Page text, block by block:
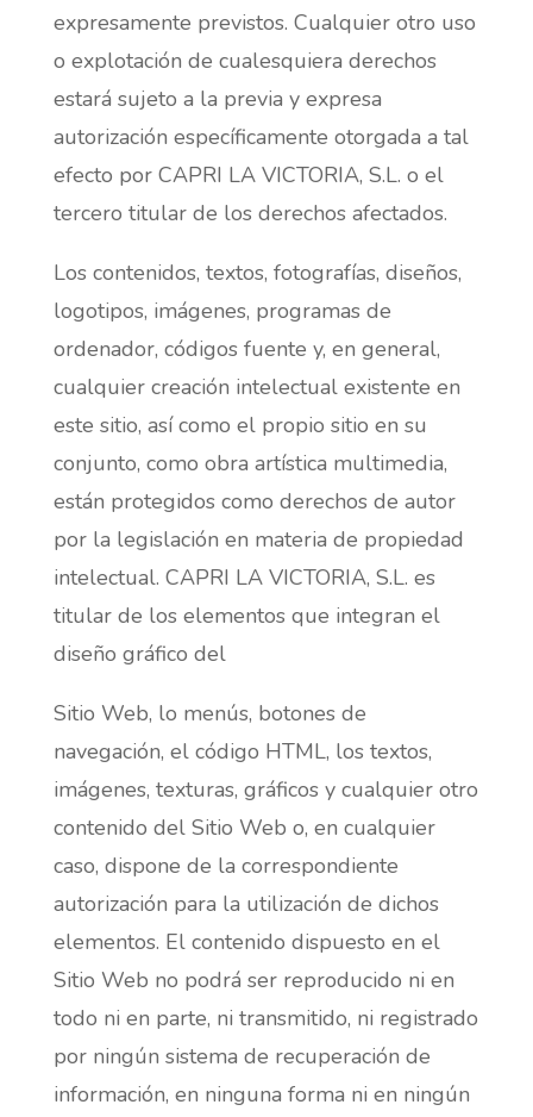
expresamente previstos. Cualquier otro uso
o explotación de cualesquiera derechos
estará sujeto a la previa y expresa
autorización específicamente otorgada a tal
efecto por CAPRI LA VICTORIA, S.L. o el
tercero titular de los derechos afectados.
Los contenidos, textos, fotografías, diseños,
logotipos, imágenes, programas de
ordenador, códigos fuente y, en general,
cualquier creación intelectual existente en
este sitio, así como el propio sitio en su
conjunto, como obra artística multimedia,
están protegidos como derechos de autor
por la legislación en materia de propiedad
intelectual. CAPRI LA VICTORIA, S.L. es
titular de los elementos que integran el
diseño gráfico del
Sitio Web, lo menús, botones de
navegación, el código HTML, los textos,
imágenes, texturas, gráficos y cualquier otro
contenido del Sitio Web o, en cualquier
caso, dispone de la correspondiente
autorización para la utilización de dichos
elementos. El contenido dispuesto en el
Sitio Web no podrá ser reproducido ni en
todo ni en parte, ni transmitido, ni registrado
por ningún sistema de recuperación de
información, en ninguna forma ni en ningún